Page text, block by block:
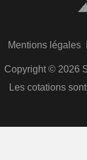
Mentions légales
Copyright © 2026
Les cotations